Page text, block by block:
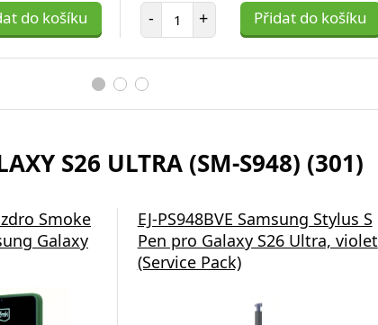
do košíku - Počet položek
+ Přidat do košíku
S26 ULTRA (SM-S948) (301)
Smoke
Galaxy
EJ-PS948BVE Samsung Stylus S
Pen pro Galaxy S26 Ultra, violet
(Service Pack)